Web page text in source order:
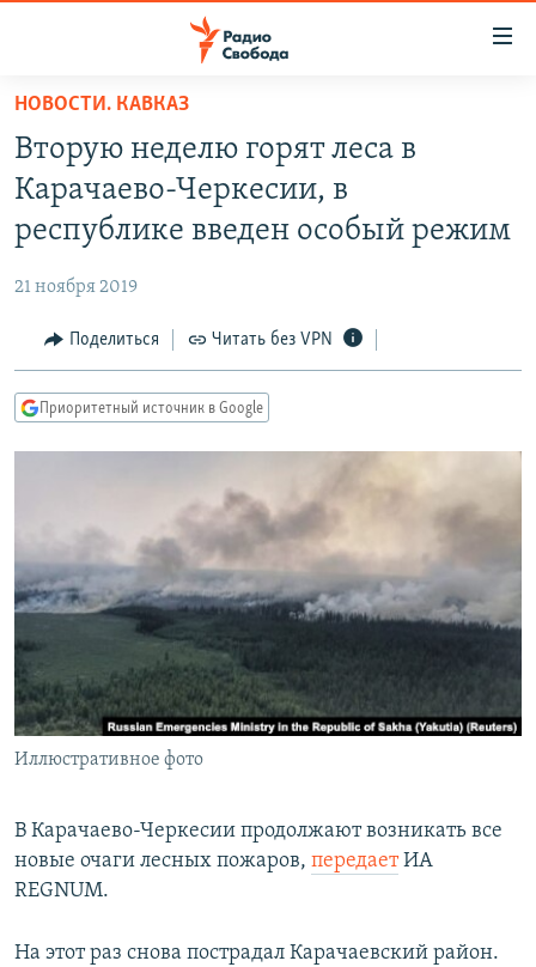
упрощенного
доступа
Вернуться
основному
Вернутся
Вернутся
ПОДКАСТЫ
АВТОРСКИЕ ПРОЕКТЫ
МНЕНИЯ
КУЛЬТУРА
КАВКАЗ.РЕАЛИИ
СИБИРЬ.РЕАЛИИ
РАСПИСАНИЕ ВЕЩАНИЯ
ПОДПИШИТЕСЬ НА РАССЫЛКУ
СОЦИАЛЬНЫЕ СЕТИ
Все сайты РСЕ/РС
НОВОСТИ. КАВКАЗ
Вторую неделю горят леса в
Карачаево-Черкесии, в
республике введен особый режим
21 ноября 2019
Поделиться Читать без VPN
Приоритетный источник в Google
Иллюстративное фото
В Карачаево-Черкесии продолжают возникать все
новые очаги лесных пожаров, передаетИА
REGNUM.
На этот раз снова пострадал Карачаевский район.